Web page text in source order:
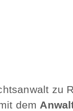
zu
dem